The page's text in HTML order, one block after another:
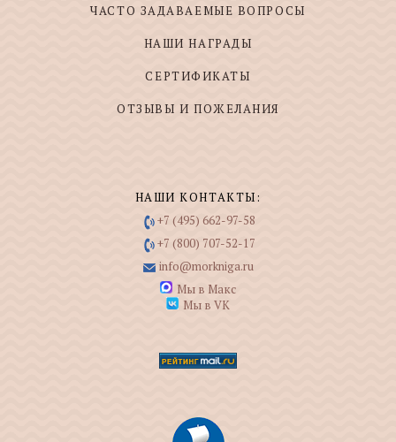
ЧАСТО ЗАДАВАЕМЫЕ ВОПРОСЫ
НАШИ НАГРАДЫ
СЕРТИФИКАТЫ
ОТЗЫВЫ И ПОЖЕЛАНИЯ
НАШИ КОНТАКТЫ:
+7 (495) 662-97-58
+7 (800) 707-52-17
info@morkniga.ru
Мы в Макс
Мы в VK